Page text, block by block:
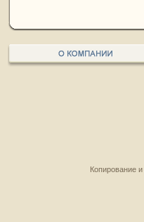
Копирование